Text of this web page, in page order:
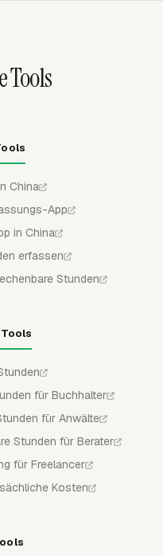
Tools
China
App
in China
erfassen
Stunden
für Buchhalter
für Anwälte
Stunden für Berater
für Freelancer
Kosten